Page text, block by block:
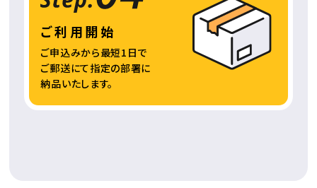
ご利用開始
ご申込みから最短1日で
ご郵送にて指定の部署に
納品いたします。